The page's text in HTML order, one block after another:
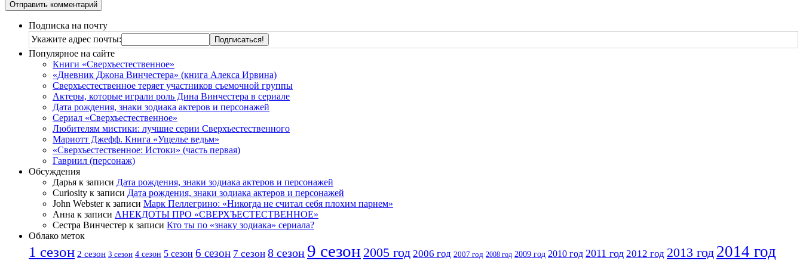
Подписка на почту
Укажите адрес почты:
Популярное на сайте
Книги «Сверхъестественное»
«Дневник Джона Винчестера» (книга Алекса Ирвина)
Сверхъестественное теряет участников съемочной группы
Актеры, которые играли роль Дина Винчестера в сериале
Дата рождения, знаки зодиака актеров и персонажей
Сериал «Сверхъестественное»
Любителям мистики: лучшие серии Сверхъестественного
Мариотт Джефф. Книга «Ущелье ведьм»
«Сверхъестественное: Истоки» (часть первая)
Гавриил (персонаж)
Обсуждения
Дарья к записи Дата рождения, знаки зодиака актеров и персонажей
Curiosity к записи Дата рождения, знаки зодиака актеров и персонажей
John Webster к записи Марк Пеллегрино: «Никогда не считал себя плохим парнем»
Анна к записи АНЕКДОТЫ ПРО «СВЕРХЪЕСТЕСТВЕННОЕ»
Сестра Винчестер к записи Кто ты по «знаку зодиака» сериала?
Облако меток
1 сезон 2 сезон 3 сезон 4 сезон 5 сезон 6 сезон 7 сезон 8 сезон 9 сезон 2005 год 2006 год 2007 год 2008 год 2009 год 2010 год 2011 год 2012 год 2013 год 2014 год